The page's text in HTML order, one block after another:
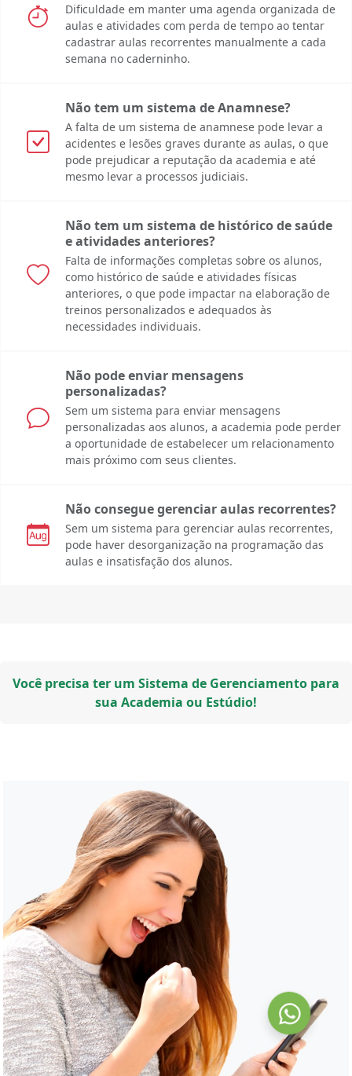
Dificuldade em manter uma agenda organizada de
aulas e atividades com perda de tempo ao tentar
cadastrar aulas recorrentes manualmente a cada
semana no caderninho.
Não tem um sistema de Anamnese?
A falta de um sistema de anamnese pode levar a
acidentes e lesões graves durante as aulas, o que
pode prejudicar a reputação da academia e até
mesmo levar a processos judiciais.
Não tem um sistema de histórico de saúde
e atividades anteriores?
Falta de informações completas sobre os alunos,
como histórico de saúde e atividades físicas
anteriores, o que pode impactar na elaboração de
treinos personalizados e adequados às
necessidades individuais.
Não pode enviar mensagens
personalizadas?
Sem um sistema para enviar mensagens
personalizadas aos alunos, a academia pode perder
a oportunidade de estabelecer um relacionamento
mais próximo com seus clientes.
Não consegue gerenciar aulas recorrentes?
Sem um sistema para gerenciar aulas recorrentes,
pode haver desorganização na programação das
aulas e insatisfação dos alunos.
Você precisa ter um Sistema de Gerenciamento para
sua Academia ou Estúdio!